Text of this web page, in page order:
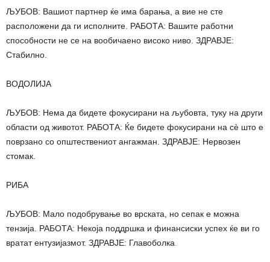
ЉУБОВ: Вашиот партнер ќе има барања, а вие не сте
расположени да ги исполните. РАБОТА: Вашите работни
способности не се на вообичаено високо ниво. ЗДРАВЈЕ:
Стабилно.
ВОДОЛИЈА
ЉУБОВ: Нема да бидете фокусирани на љубовта, туку на други
области од животот. РАБОТА: Ќе бидете фокусирани на сè што е
поврзано со општествениот ангажман. ЗДРАВЈЕ: Нервозен
стомак.
РИБА
ЉУБОВ: Мало подобрување во врската, но сепак е можна
тензија. РАБОТА: Некоја поддршка и финансиски успех ќе ви го
вратат ентузијазмот. ЗДРАВЈЕ: Главоболка.